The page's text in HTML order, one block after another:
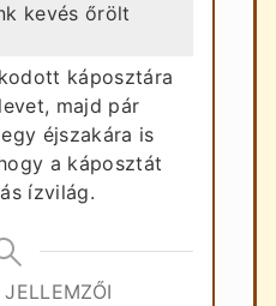
kevés őrölt
káposztára
majd pár
éjszakára is
a káposztát
ízvilág.